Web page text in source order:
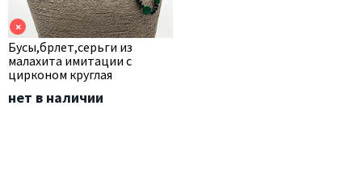
×
Бусы,брлет,серьги из
малахита имитации с
цирконом круглая
нет в наличии